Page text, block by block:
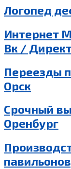
Логопед
Интернет
Вк /
Переезды
Орск
Срочный
Оренбург